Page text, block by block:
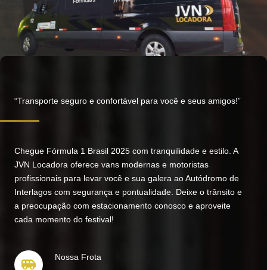
“Transporte seguro e confortável para você e seus amigos!”
Chegue Fórmula 1 Brasil 2025 com tranquilidade e estilo. A
JVN Locadora oferece vans modernas e motoristas
profissionais para levar você e sua galera ao Autódromo de
Interlagos com segurança e pontualidade. Deixe o trânsito e
a preocupação com estacionamento conosco e aproveite
cada momento do festival!
Nossa Frota